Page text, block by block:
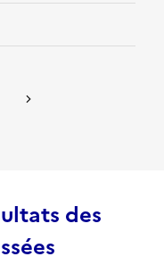
des